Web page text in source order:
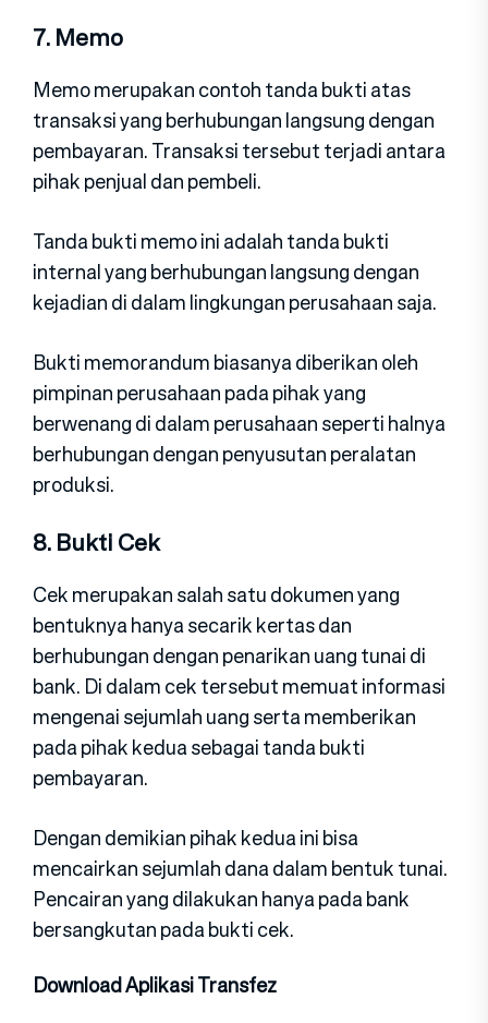
7. Memo
Memo merupakan contoh tanda bukti atas
transaksi yang berhubungan langsung dengan
pembayaran. Transaksi tersebut terjadi antara
pihak penjual dan pembeli.
Tanda bukti memo ini adalah tanda bukti
internal yang berhubungan langsung dengan
kejadian di dalam lingkungan perusahaan saja.
Bukti memorandum biasanya diberikan oleh
pimpinan perusahaan pada pihak yang
berwenang di dalam perusahaan seperti halnya
berhubungan dengan penyusutan peralatan
produksi.
8. Bukti Cek
Cek merupakan salah satu dokumen yang
bentuknya hanya secarik kertas dan
berhubungan dengan penarikan uang tunai di
bank. Di dalam cek tersebut memuat informasi
mengenai sejumlah uang serta memberikan
pada pihak kedua sebagai tanda bukti
pembayaran.
Dengan demikian pihak kedua ini bisa
mencairkan sejumlah dana dalam bentuk tunai.
Pencairan yang dilakukan hanya pada bank
bersangkutan pada bukti cek.
Download Aplikasi Transfez